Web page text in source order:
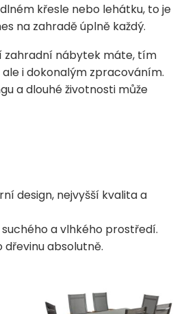
křesle nebo lehátku, to je
na zahradě úplně každý.
zahradní nábytek máte, tím
i dokonalým zpracováním.
a dlouhé životnosti může
design, nejvyšší kvalita a
a vlhkého prostředí.
absolutně.